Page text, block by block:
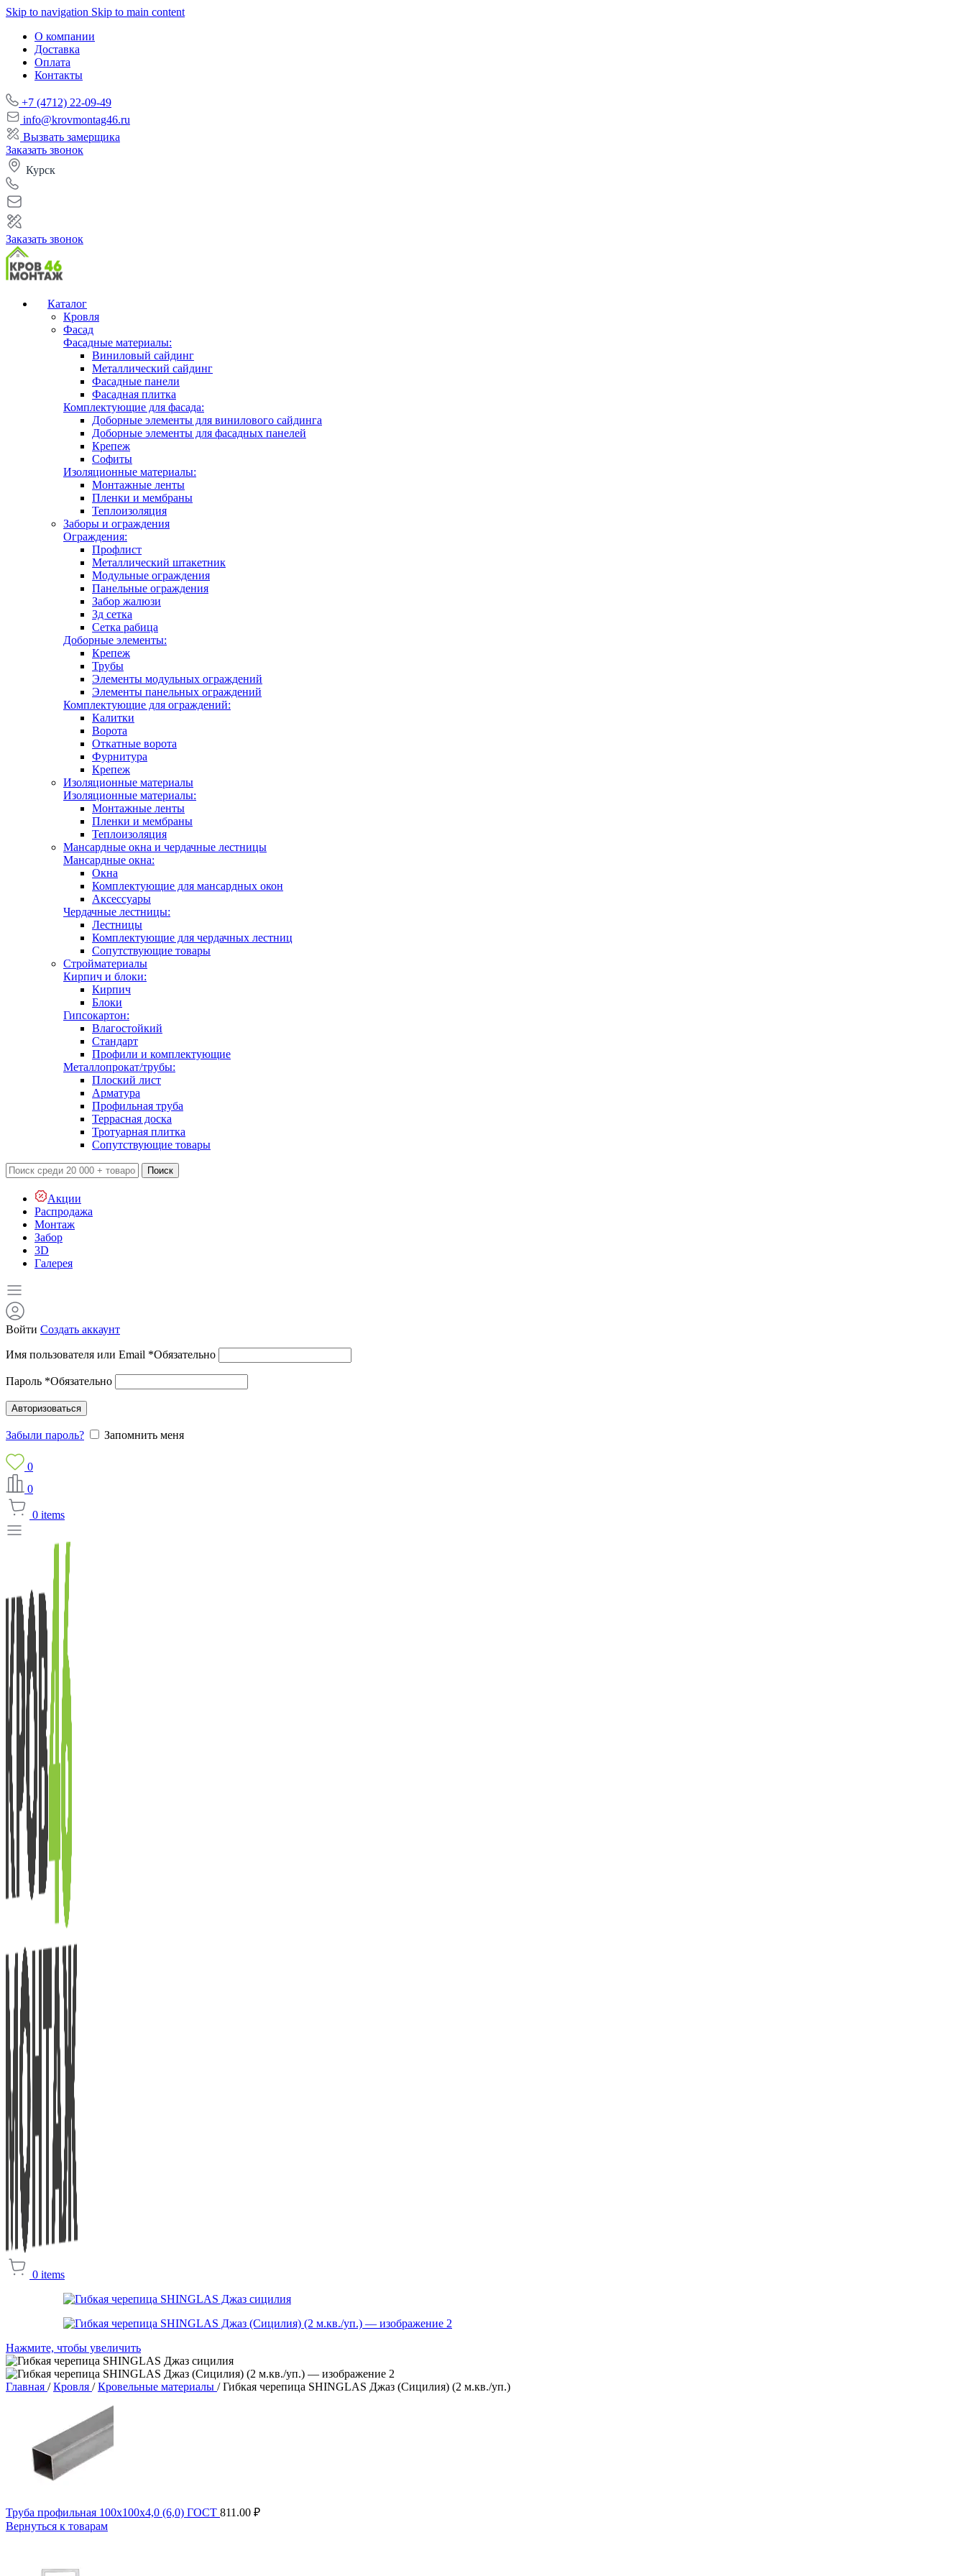
Skip to navigation Skip to main content
О компании
Доставка
Оплата
Контакты
+7 (4712) 22-09-49
info@krovmontag46.ru
Вызвать замерщика
Заказать звонок
Курск
Заказать звонок
Каталог
Кровля
Фасад
Фасадные материалы:
Виниловый сайдинг
Металлический сайдинг
Фасадные панели
Фасадная плитка
Комплектующие для фасада:
Доборные элементы для винилового сайдинга
Доборные элементы для фасадных панелей
Крепеж
Софиты
Изоляционные материалы:
Монтажные ленты
Пленки и мембраны
Теплоизоляция
Заборы и ограждения
Ограждения:
Профлист
Металлический штакетник
Модульные ограждения
Панельные ограждения
Забор жалюзи
3д сетка
Сетка рабица
Доборные элементы:
Крепеж
Трубы
Элементы модульных ограждений
Элементы панельных ограждений
Комплектующие для ограждений:
Калитки
Ворота
Откатные ворота
Фурнитура
Крепеж
Изоляционные материалы
Изоляционные материалы:
Монтажные ленты
Пленки и мембраны
Теплоизоляция
Мансардные окна и чердачные лестницы
Мансардные окна:
Окна
Комплектующие для мансардных окон
Аксессуары
Чердачные лестницы:
Лестницы
Комплектующие для чердачных лестниц
Сопутствующие товары
Стройматериалы
Кирпич и блоки:
Кирпич
Блоки
Гипсокартон:
Влагостойкий
Стандарт
Профили и комплектующие
Металлопрокат/трубы:
Плоский лист
Арматура
Профильная труба
Террасная доска
Тротуарная плитка
Сопутствующие товары
Поиск
Акции
Распродажа
Монтаж
Забор
3D
Галерея
Войти Создать аккаунт
Имя пользователя или Email *Обязательно
Пароль *Обязательно
Авторизоваться
Забыли пароль? Запомнить меня
0
0
0 items
0 items
Нажмите, чтобы увеличить
Главная / Кровля / Кровельные материалы / Гибкая черепица SHINGLAS Джаз (Сицилия) (2 м.кв./уп.)
Труба профильная 100х100х4,0 (6,0) ГОСТ 811.00 ₽
Вернуться к товарам